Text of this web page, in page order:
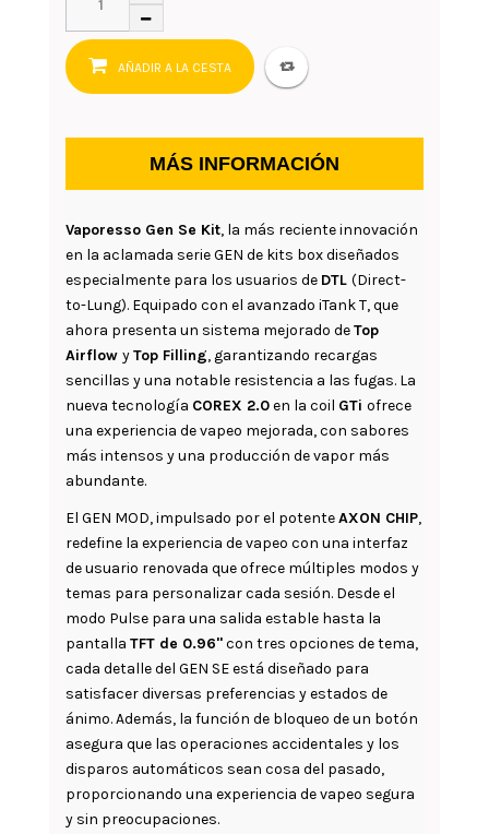
AÑADIR A LA CESTA
MÁS INFORMACIÓN
Vaporesso Gen Se Kit, la más reciente innovación
en la aclamada serie GEN de kits box diseñados
especialmente para los usuarios de DTL (Direct-
to-Lung). Equipado con el avanzado iTank T, que
ahora presenta un sistema mejorado deTop
Airflow yTop Filling, garantizando recargas
sencillas y una notable resistencia a las fugas. La
nueva tecnología COREX 2.0en la coil GTi ofrece
una experiencia de vapeo mejorada, con sabores
más intensos y una producción de vapor más
abundante.
El GEN MOD, impulsado por el potenteAXON CHIP,
redefine la experiencia de vapeo con una interfaz
de usuario renovada que ofrece múltiples modos y
temas para personalizar cada sesión. Desde el
modo Pulse para una salida estable hasta la
pantalla TFT de 0.96"con tres opciones de tema,
cada detalle del GEN SE está diseñado para
satisfacer diversas preferencias y estados de
ánimo. Además, la función de bloqueo de un botón
asegura que las operaciones accidentales y los
disparos automáticos sean cosa del pasado,
proporcionando una experiencia de vapeo segura
y sin preocupaciones.